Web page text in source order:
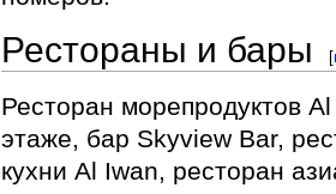
Рестораны и бары [
Ресторан морепродуктов
этаже, бар Skyview Bar,
кухни Al Iwan, ресторан